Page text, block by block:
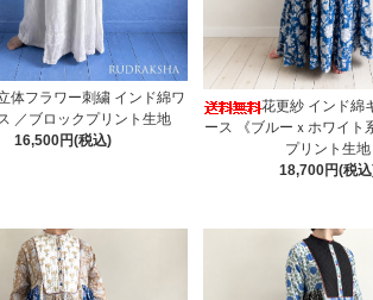
体フラワー刺繍 インド綿ワ
／ブロックプリント生地
16,500円(税込)
花更紗 インド綿
ース 《ブルーｘホワイト
プリント生地
18,700円(税